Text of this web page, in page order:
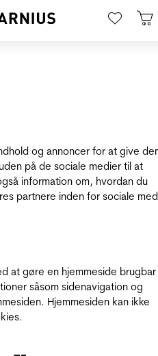
og annoncer for at give
på de sociale medier til at
information om, hvordan du
partnere inden for sociale
at gøre en hjemmeside
såsom sidenavigation og
Hjemmesiden kan ikke